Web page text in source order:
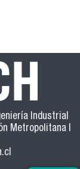
Industrial
Metropolitana |